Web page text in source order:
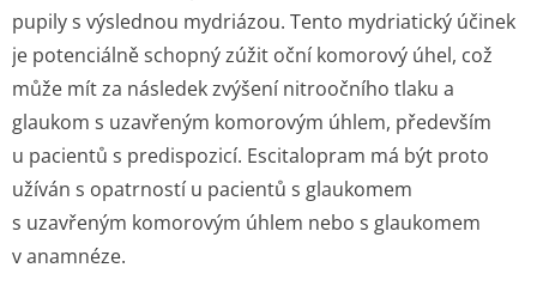
pupily s výslednou mydriázou. Tento mydriatický účinek
je potenciálně schopný zúžit oční komorový úhel, což
může mít za následek zvýšení nitroočního tlaku a
glaukom s uzavřeným komorovým úhlem, především
u pacientů s predispozicí. Escitalopram má být proto
užíván s opatrností u pacientů s glaukomem
s uzavřeným komorovým úhlem nebo s glaukomem
v anamnéze.